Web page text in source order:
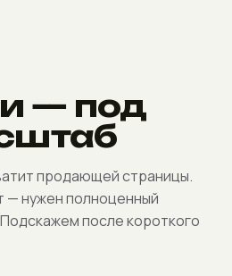
— под
продающей страницы.
— нужен полноценный
после короткого